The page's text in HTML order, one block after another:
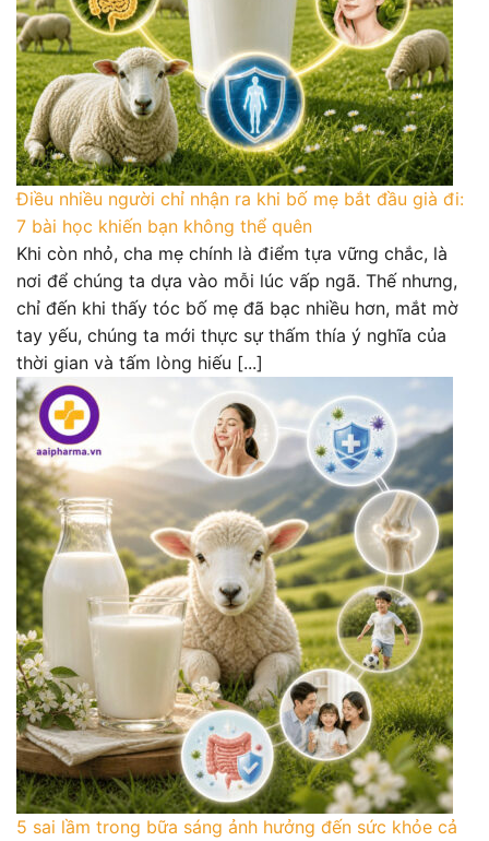
Điều nhiều người chỉ nhận ra khi bố mẹ bắt đầu già đi:
7 bài học khiến bạn không thể quên
Khi còn nhỏ, cha mẹ chính là điểm tựa vững chắc, là
nơi để chúng ta dựa vào mỗi lúc vấp ngã. Thế nhưng,
chỉ đến khi thấy tóc bố mẹ đã bạc nhiều hơn, mắt mờ
tay yếu, chúng ta mới thực sự thấm thía ý nghĩa của
thời gian và tấm lòng hiếu [...]
5 sai lầm trong bữa sáng ảnh hưởng đến sức khỏe cả